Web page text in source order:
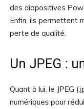
des diapositives
Enfin, ils permettent
perte de qualité.
Un JPEG :
Quant à lui, le JPEG
numériques pour